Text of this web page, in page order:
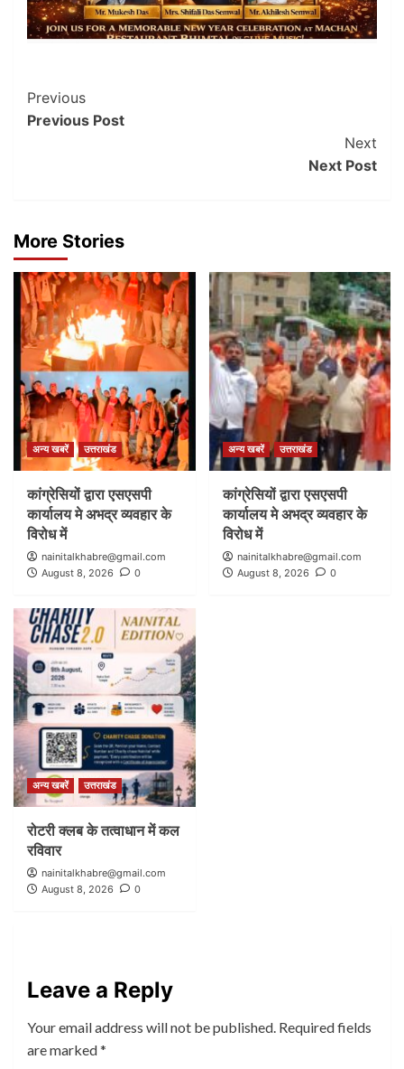
Post
Navigation
Previous
Previous Post
Next
Next Post
More Stories
अन्य खबरें उत्तराखंड
कांग्रेसियों द्वारा एसएसपी
कार्यालय मे अभद्र व्यवहार के
विरोध में
nainitalkhabre@gmail.com
August 8, 2026
0
अन्य खबरें उत्तराखंड
कांग्रेसियों द्वारा एसएसपी
कार्यालय मे अभद्र व्यवहार के
विरोध में
nainitalkhabre@gmail.com
August 8, 2026
0
अन्य खबरें उत्तराखंड
रोटरी क्लब के तत्वाधान में कल
रविवार
nainitalkhabre@gmail.com
August 8, 2026
0
Leave a Reply
Your email address will not be published. Required fields
are marked*